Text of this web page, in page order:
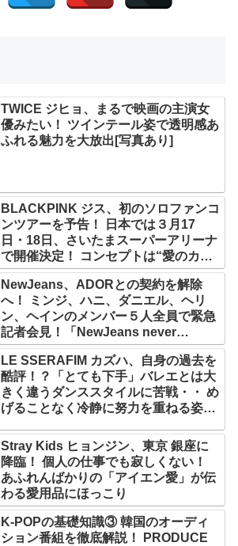
TWICE ジヒョ、まるで映画の主演女
優みたい！ ツインテール姿で透明感あ
ふれる魅力を大放出[写真あり]
BLACKPINK ジス、初のソロファンコ
ンツアーを予告！ 日本では３月17
日・18日、さいたまスーパーアリーナ
で開催決定！ コンセプトは“愛のカケ
ラ”！？ 14日には新アルバム
『AMORTAGE』もリリース
NewJeans、ADORとの契約を解除
へ！ ミンジ、ハニ、ダニエル、ヘリ
ン、ヘインのメンバー５人全員で緊急
記者会見！「NewJeans never
dies!」と微笑みの宣言！ ADOR側、
2029年まで契約有効と主張
LE SSERAFIM カズハ、自身の過去を
酷評！？「とても下手」バレエとは大
きく違うダンススタイルに苦戦・・ め
げることなく冷静に努力を重ねる姿に
Stray Kids ヒョンジン、東京 銀座に
降臨！ 個人の仕事でも寂しくない！
あふれんばかりの「アイエン愛」が伝
わる愛用品にほっこり
K-POPの基礎知識③ 韓国のオーディ
ション番組を徹底解説！ PRODUCE